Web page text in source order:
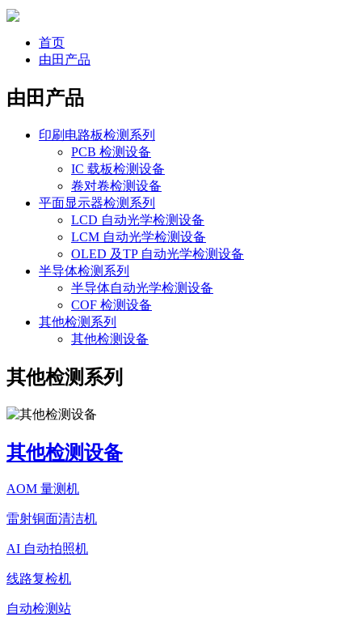
首页
由田产品
由田产品
印刷电路板检测系列
PCB 检测设备
IC 载板检测设备
卷对卷检测设备
平面显示器检测系列
LCD 自动光学检测设备
LCM 自动光学检测设备
OLED 及TP 自动光学检测设备
半导体检测系列
半导体自动光学检测设备
COF 检测设备
其他检测系列
其他检测设备
其他检测系列
其他检测设备
AOM 量测机
雷射铜面清洁机
AI 自动拍照机
线路复检机
自动检测站